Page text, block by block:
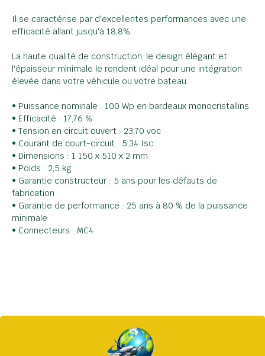
Il se caractérise par d'excellentes performances avec une
efficacité allant jusqu'à 18,8%.
La haute qualité de construction, le design élégant et
l'épaisseur minimale le rendent idéal pour une intégration
élevée dans votre véhicule ou votre bateau.
• Puissance nominale : 100 Wp en bardeaux monocristallins
• Efficacité : 17,76 %
• Tension en circuit ouvert : 23,70 voc
• Courant de court-circuit : 5,34 Isc
• Dimensions : 1 150 x 510 x 2 mm
• Poids : 2,5 kg
• Garantie constructeur : 5 ans pour les défauts de
fabrication
• Garantie de performance : 25 ans à 80 % de la puissance
minimale
• Connecteurs : MC4